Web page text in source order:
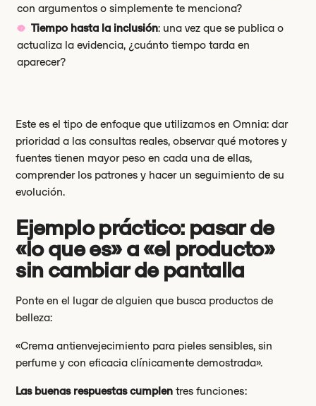
con argumentos o simplemente te menciona?
Tiempo hasta la inclusión: una vez que se publica o
actualiza la evidencia, ¿cuánto tiempo tarda en
aparecer?
Este es el tipo de enfoque que utilizamos en Omnia: dar
prioridad a las consultas reales, observar qué motores y
fuentes tienen mayor peso en cada una de ellas,
comprender los patrones y hacer un seguimiento de su
evolución.
Ejemplo práctico: pasar de
«lo que es» a «el producto»
sin cambiar de pantalla
Ponte en el lugar de alguien que busca productos de
belleza:
«Crema antienvejecimiento para pieles sensibles, sin
perfume y con eficacia clínicamente demostrada».
Las buenas respuestas cumplentres funciones: